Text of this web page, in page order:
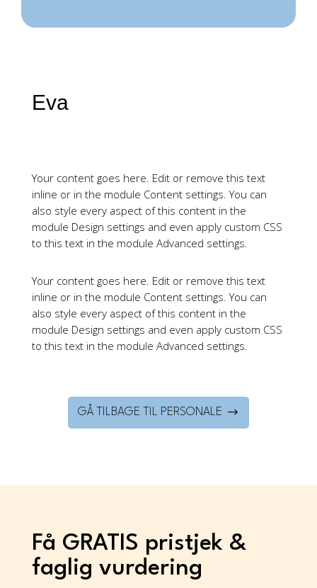
Eva
Your content goes here. Edit or remove this text
inline or in the module Content settings. You can
also style every aspect of this content in the
module Design settings and even apply custom CSS
to this text in the module Advanced settings.
Your content goes here. Edit or remove this text
inline or in the module Content settings. You can
also style every aspect of this content in the
module Design settings and even apply custom CSS
to this text in the module Advanced settings.
GÅ TILBAGE TIL PERSONALE
Få GRATIS pristjek &
faglig vurdering